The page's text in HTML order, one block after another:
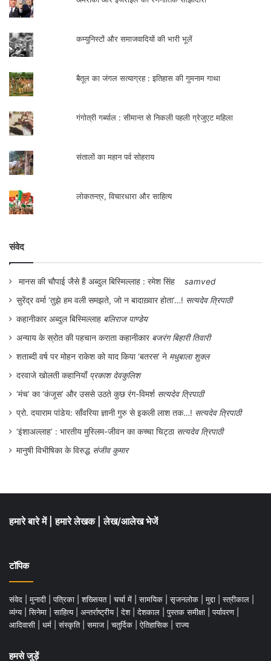
कम्युनिस्टों और समाजवादियों की भारी भूलें
बैतूल का जंगल सत्याग्रह : इतिहास की गुमनाम गाथा
गंगोत्री गर्ब्याल : सीमान्त से निकली पहली ग्रेजुएट महिला
संतालों का महान पर्व सोहराय
लोकतन्त्र, विचारधारा और साहित्य
संवेद
मानस की चौपाई जैसे हैं अब्दुल बिस्मिल्लाह : रमेश सिंह
samved
सुरेंद्र वर्मा ‘तुझे हम वली समझते, जो न बादाख़्वार होता’…! सत्यदेव त्रिपाठी
कहानीकार अब्दुल बिस्मिल्लाह बलिराज पाण्डेय
अन्याय के स्रोत की पहचान कराता कहानीकार बजरंग बिहारी तिवारी
शताब्दी वर्ष पर मोहन राकेश को याद किया ‘बतरस’ ने मधुबाला शुक्ल
दरवाजे खोलती कहानियाँ प्रकाश देवकुलिश
‘मंच’ का ‘कंजूस’ और उससे उठते कुछ रंग-विमर्श सत्यदेव त्रिपाठी
प्रो. दयाराम पांडेय: साँवरिया ज्ञानी गुरु से इकली लाश तक…! सत्यदेव त्रिपाठी
‘इंशाअल्लाह’ : भारतीय मुस्लिम-जीवन का कच्चा चिट्ठा सत्यदेव त्रिपाठी
मानुषी विभीषिका के विरुद्ध संजीव कुमार
हमारे बारे में हमारे लेखक लेख/आलेख भेजें
टॉपिक
संवेद मुनादी पत्रिका शख्सियत चर्चा में सामयिक सृजनलोक मुद्दा स्त्रीकाल
व्यंग्य
सिनेमा साहित्य अन्तर्राष्ट्रीय देश देशकाल पुस्तक समीक्षा पर्यावरण
आदिवासी
धर्म संस्कृति समाज चतुर्दिक ऐतिहासिक राज्य
हमसे जुड़ें